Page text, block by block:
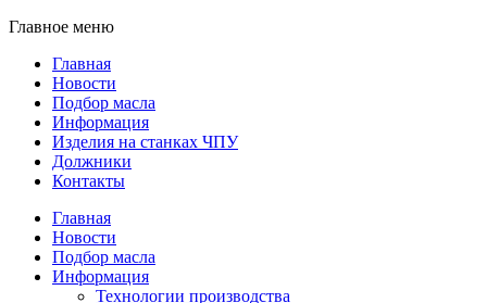
Главное меню
Главная
Новости
Подбор масла
Информация
Изделия на станках ЧПУ
Должники
Контакты
Главная
Новости
Подбор масла
Информация
Технологии производства